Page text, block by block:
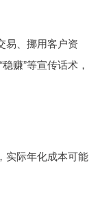
易、挪用客户资
赚”等宣传话术，
实际年化成本可能